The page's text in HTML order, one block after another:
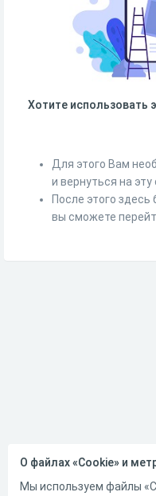
Хотите использовать
Для этого Вам
и вернуться на эту
После этого
вы сможете
О файлах «Cookie» и
Мы используем файлы